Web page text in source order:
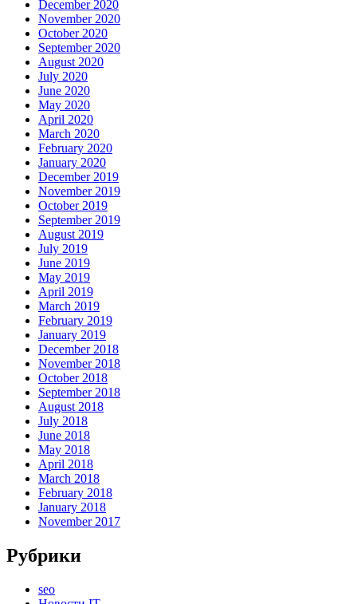
December 2020
November 2020
October 2020
September 2020
August 2020
July 2020
June 2020
May 2020
April 2020
March 2020
February 2020
January 2020
December 2019
November 2019
October 2019
September 2019
August 2019
July 2019
June 2019
May 2019
April 2019
March 2019
February 2019
January 2019
December 2018
November 2018
October 2018
September 2018
August 2018
July 2018
June 2018
May 2018
April 2018
March 2018
February 2018
January 2018
November 2017
Рубрики
seo